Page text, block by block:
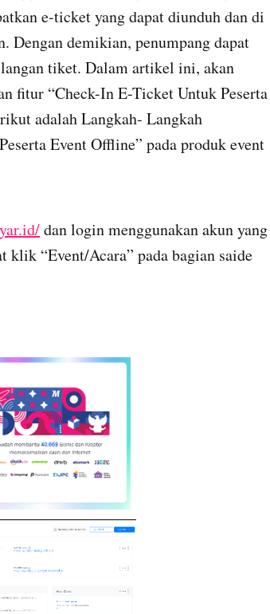
e-ticket yang dapat diunduh dan di
Dengan demikian, penumpang dapat
tiket. Dalam artikel ini, akan
fitur “Check-In E-Ticket Untuk Peserta
adalah Langkah- Langkah
Event Offline” pada produk event
dan login menggunakan akun yang
“Event/Acara” pada bagian saide